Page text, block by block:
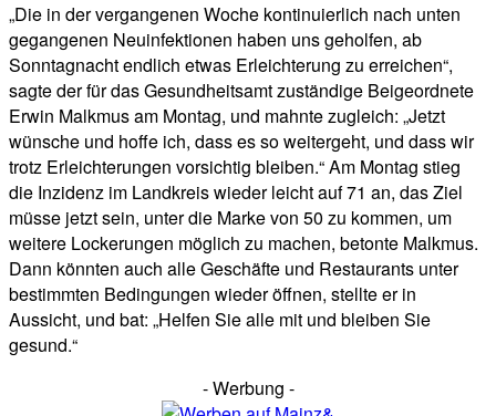
„Die in der vergangenen Woche kontinuierlich nach unten
gegangenen Neuinfektionen haben uns geholfen, ab
Sonntagnacht endlich etwas Erleichterung zu erreichen“,
sagte der für das Gesundheitsamt zuständige Beigeordnete
Erwin Malkmus am Montag, und mahnte zugleich: „Jetzt
wünsche und hoffe ich, dass es so weitergeht, und dass wir
trotz Erleichterungen vorsichtig bleiben.“ Am Montag stieg
die Inzidenz im Landkreis wieder leicht auf 71 an, das Ziel
müsse jetzt sein, unter die Marke von 50 zu kommen, um
weitere Lockerungen möglich zu machen, betonte Malkmus.
Dann könnten auch alle Geschäfte und Restaurants unter
bestimmten Bedingungen wieder öffnen, stellte er in
Aussicht, und bat: „Helfen Sie alle mit und bleiben Sie
gesund.“
- Werbung -